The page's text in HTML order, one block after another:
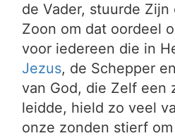
de Vader, stuurde Zijn
Zoon om dat oordeel
voor iedereen die in
Jezus, de Schepper
van God, die Zelf een
leidde, hield zo veel
onze zonden stierf